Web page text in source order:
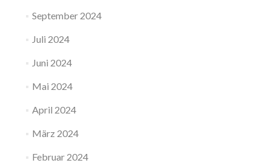
September 2024
Juli 2024
Juni 2024
Mai 2024
April 2024
März 2024
Februar 2024